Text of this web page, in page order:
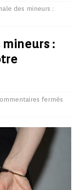
des mineurs :
:
fermés